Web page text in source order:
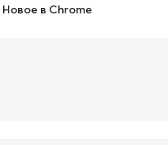
Новое в Chrome